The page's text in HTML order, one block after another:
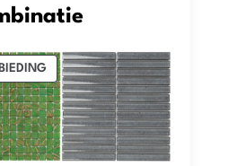
PRODUCT
IN
DE
UITVERKOOP